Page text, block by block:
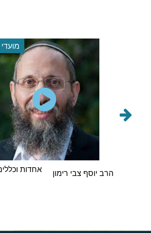
הרב אברהם אבא
וינגורט
מחשבת